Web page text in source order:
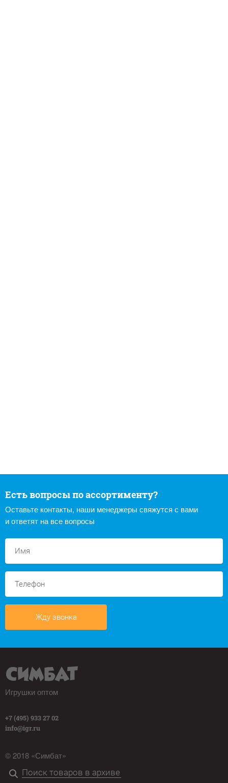
Есть вопросы по ассортименту?
Оставьте контакты, наши менеджеры свяжутся с вами
и ответят на все вопросы
Жду звонка
Игрушки оптом
+7 (495) 933 27 02
info@igr.ru
© 2018 «Симбат»